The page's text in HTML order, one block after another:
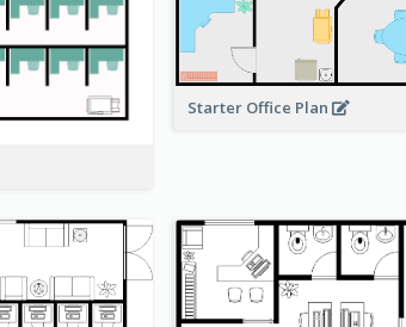
Starter Office Plan